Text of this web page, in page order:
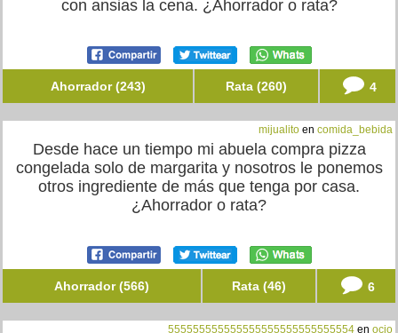
con ansias la cena. ¿Ahorrador o rata?
Ahorrador (243) Rata (260) 4
mijualito en comida_bebida
Desde hace un tiempo mi abuela compra pizza
congelada solo de margarita y nosotros le ponemos
otros ingrediente de más que tenga por casa.
¿Ahorrador o rata?
Ahorrador (566) Rata (46) 6
555555555555555555555555555554 en ocio